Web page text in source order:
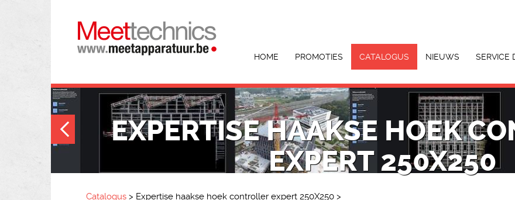
HOME PROMOTIES CATALOGUS NIEUWS SERVICE
EXPERTISE HAAKSE HOEK
EXPERT 250X250
Catalogus > Expertise haakse hoek controller expert 250X250 >